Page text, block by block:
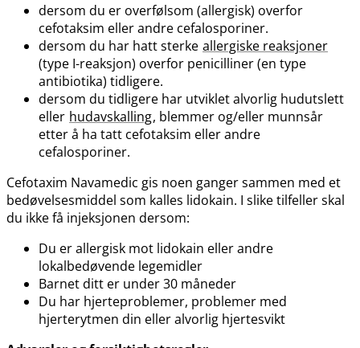
dersom du er overfølsom (allergisk) overfor
cefotaksim eller andre cefalosporiner.
dersom du har hatt sterke allergiske reaksjoner
(type I-reaksjon) overfor penicilliner (en type
antibiotika) tidligere.
dersom du tidligere har utviklet alvorlig hudutslett
eller hudavskalling, blemmer og​/​eller munnsår
etter å ha tatt cefotaksim eller andre
cefalosporiner.
Cefotaxim Navamedic gis noen ganger sammen med et
bedøvelsesmiddel som kalles lidokain. I slike tilfeller skal
du ikke få injeksjonen dersom:
Du er allergisk mot lidokain eller andre
lokalbedøvende legemidler
Barnet ditt er under 30 måneder
Du har hjerteproblemer, problemer med
hjerterytmen din eller alvorlig hjertesvikt